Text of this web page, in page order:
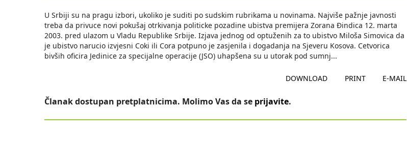
U Srbiji su na pragu izbori, ukoliko je suditi po sudskim rubrikama u novinama. Najviše pažnje javnosti
treba da privuce novi pokušaj otrkivanja politicke pozadine ubistva premijera Zorana Ðindica 12. marta
2003. pred ulazom u Vladu Republike Srbije. Izjava jednog od optuženih za to ubistvo Miloša Simovica da
je ubistvo narucio izvjesni Coki ili Cora potpuno je zasjenila i dogadanja na Sjeveru Kosova. Cetvorica
bivših oficira Jedinice za specijalne operacije (JSO) uhapšena su u utorak pod sumnj...
DOWNLOAD PRINT E-MAIL
Članak dostupan pretplatnicima. Molimo Vas da se prijavite.